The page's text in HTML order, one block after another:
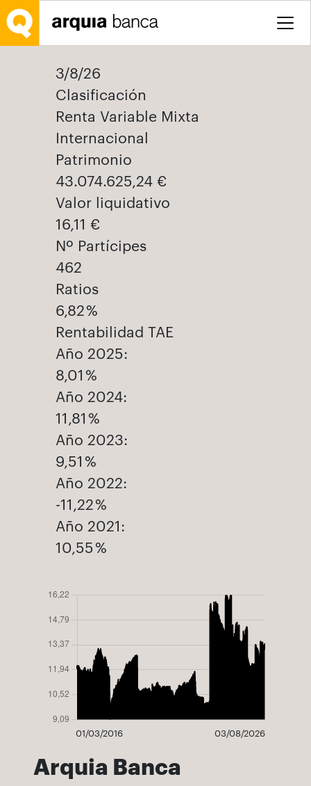
Salta al contingut principal
3/8/26
Clasificación
Renta Variable Mixta
Internacional
Patrimonio
43.074.625,24 €
Valor liquidativo
16,11 €
Nº Partícipes
462
Ratios
6,82 %
Rentabilidad TAE
Año 2025:
8,01 %
Año 2024:
11,81 %
Año 2023:
9,51 %
Año 2022:
-11,22 %
Año 2021:
10,55 %
01/03/2016 03/08/2026
Arquia Banca